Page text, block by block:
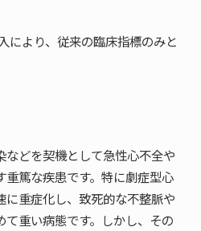
により、従来の臨床指標のみと
どを契機として急性心不全や
篤な疾患です。特に劇症型心
重症化し、致死的な不整脈や
重い病態です。しかし、その